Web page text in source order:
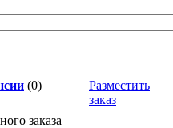
(0)
Разместить
заказ
заказа